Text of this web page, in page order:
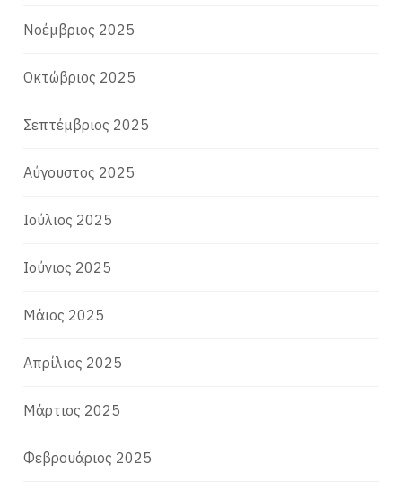
Νοέμβριος 2025
Οκτώβριος 2025
Σεπτέμβριος 2025
Αύγουστος 2025
Ιούλιος 2025
Ιούνιος 2025
Μάιος 2025
Απρίλιος 2025
Μάρτιος 2025
Φεβρουάριος 2025